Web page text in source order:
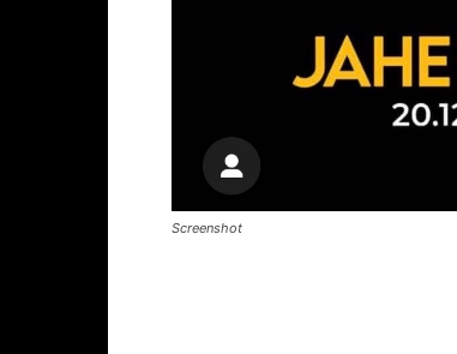
Screenshot